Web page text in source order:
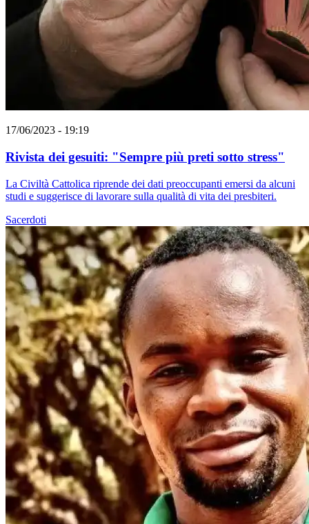
17/06/2023 - 19:19
Rivista dei gesuiti: "Sempre più preti sotto stress"
La Civiltà Cattolica riprende dei dati preoccupanti emersi da alcuni
studi e suggerisce di lavorare sulla qualità di vita dei presbiteri.
Sacerdoti